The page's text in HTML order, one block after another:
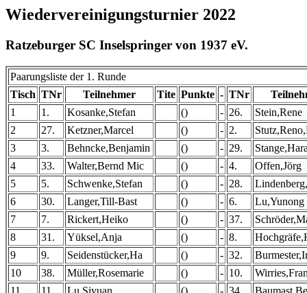
Wiedervereinigungsturnier 2022
Ratzeburger SC Inselspringer von 1937 eV.
Paarungsliste der 1. Runde
Tisch TNr Teilnehmer Tite Punkte - TNr
1
1. Kosanke,Stefan () - 26.
Stein,Rene
2
27. Ketzner,Marcel () - 2.
3
3. Behncke,Benjamin () - 29.
4
33. Walter,Bernd Mic () - 4.
Offen,Jörg
5
5. Schwenke,Stefan () - 28.
6
30. Langer,Till-Bast () - 6.
Lu,Yunong
7
7. Rickert,Heiko () - 37.
8
31. Yüksel,Anja () - 8.
9
9. Seidenstücker,Ha () - 32.
10
38. Müller,Rosemarie () - 10.
11
11. Lu,Siyuan () - 34.